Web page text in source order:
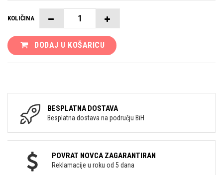
KOLIČINA
DODAJ U KOŠARICU
BESPLATNA DOSTAVA
Besplatna dostava na području BiH
POVRAT NOVCA ZAGARANTIRAN
Reklamacije u roku od 5 dana